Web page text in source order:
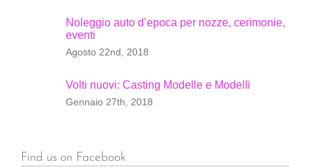
Noleggio auto d’epoca per nozze, cerimonie,
eventi
Agosto 22nd, 2018
Volti nuovi: Casting Modelle e Modelli
Gennaio 27th, 2018
Find us on Facebook